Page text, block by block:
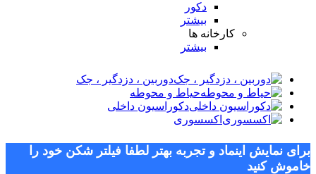
دکور
بیشتر
کارخانه ها
بیشتر
دوربین ، دزدگیر ، جک
حیاط و محوطه
دکوراسیون داخلی
اکسسوری
برای نمایش اینماد و تجربه بهتر لطفا فیلتر شکن خود را
خاموش کنید